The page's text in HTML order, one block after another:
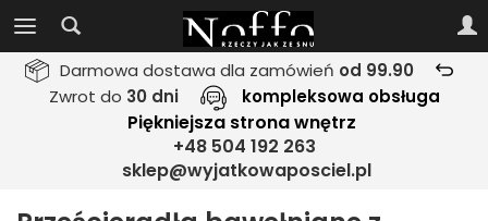
Darmowa dostawa dla zamówień od 99.90
Zwrot do 30 dni kompleksowa obsługa
Piękniejsza strona wnętrz
+48 504 192 263
sklep@wyjatkowaposciel.pl